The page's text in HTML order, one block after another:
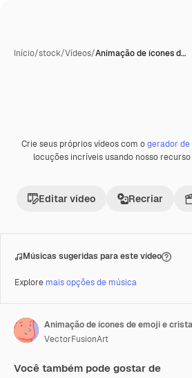
Início/stock/Vídeos/Animação de ícones d…
PremiumGerada com IA
Crie seus próprios vídeos com ogerador de
locuções incríveis usando nosso recurso
Editar vídeo Recriar
Músicas sugeridas para este vídeo
Explore mais opções de música
VectorFusionArt
Você também pode gostar de